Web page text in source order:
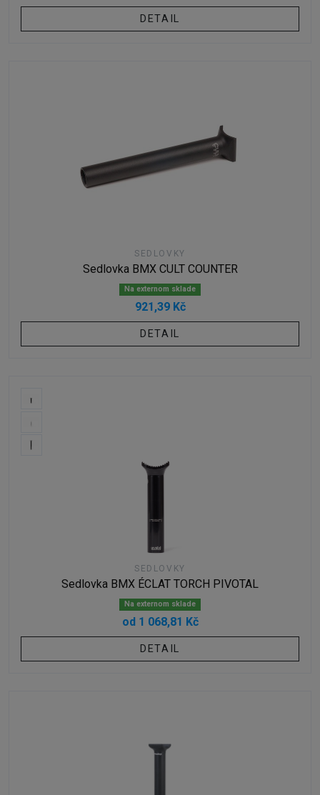
DETAIL
SEDLOVKY
Sedlovka BMX CULT COUNTER
Na externom sklade
921,39 Kč
DETAIL
SEDLOVKY
Sedlovka BMX ÉCLAT TORCH PIVOTAL
Na externom sklade
od 1 068,81 Kč
DETAIL